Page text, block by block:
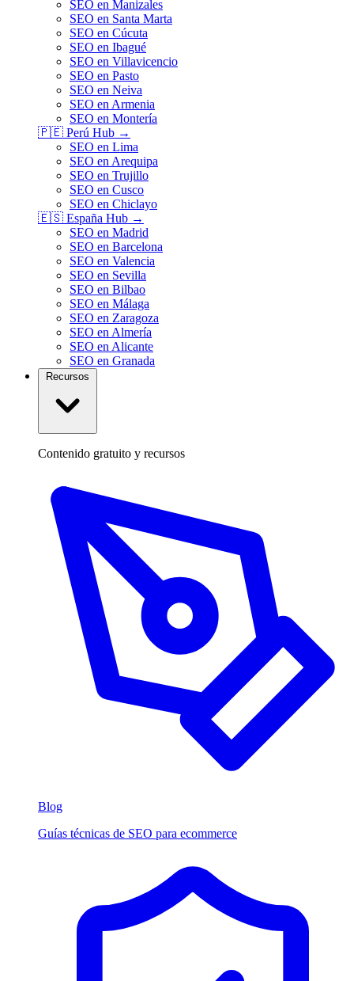
SEO en Manizales
SEO en Santa Marta
SEO en Cúcuta
SEO en Ibagué
SEO en Villavicencio
SEO en Pasto
SEO en Neiva
SEO en Armenia
SEO en Montería
🇵🇪 Perú Hub →
SEO en Lima
SEO en Arequipa
SEO en Trujillo
SEO en Cusco
SEO en Chiclayo
🇪🇸 España Hub →
SEO en Madrid
SEO en Barcelona
SEO en Valencia
SEO en Sevilla
SEO en Bilbao
SEO en Málaga
SEO en Zaragoza
SEO en Almería
SEO en Alicante
SEO en Granada
Contenido gratuito y recursos
Blog
Guías técnicas de SEO para ecommerce